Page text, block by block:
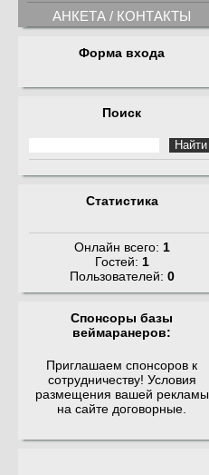
АНКЕТА / КОНТАКТЫ
Форма входа
Поиск
Статистика
Онлайн всего: 1
Гостей: 1
Пользователей: 0
Спонсоры базы
веймаранеров:
Приглашаем спонсоров к
сотрудничеству! Условия
размещения вашей рекламы
на сайте договорные.